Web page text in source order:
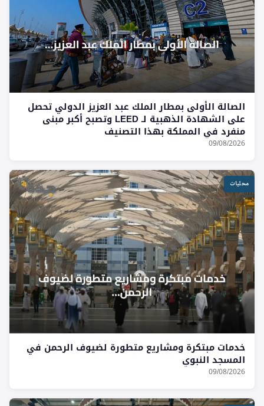
الصالة الأولى بمطار الملك عبد العزيز الدولي تحصل
على الشهادة الذهبية لـ LEED وتصبح أكبر مبنى
منفرد في المملكة بهذا التصنيف
09/08/2026
محليات
خدمات مبتكرة ومشاريع متطورة لضيوف الرحمن في
المسجد النبوي
09/08/2026